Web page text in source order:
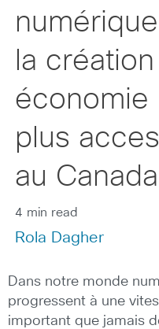
la création
économie
plus
au Canada
4 min read
Rola Dagher
Dans notre monde
progressent à une
important que jamais